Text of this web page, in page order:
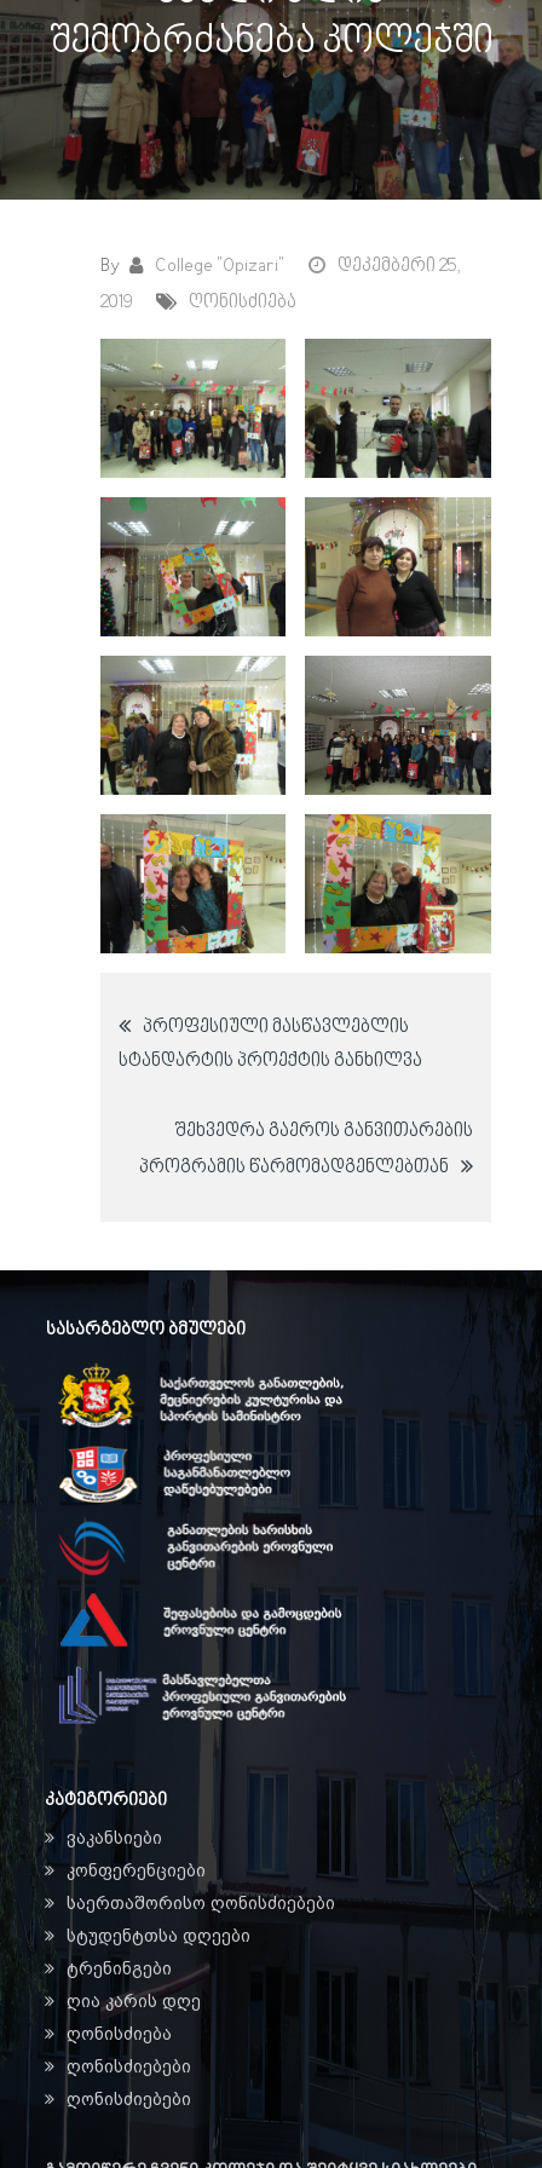
შემობრძანება კოლეჯში
By College "Opizari"
დეკემბერი 25,
2019
ღონისძიება
პოსტის
ნავიგაცია
პროფესიული მასწავლებლის
სტანდარტის პროექტის განხილვა
შეხვედრა გაეროს განვითარების
პროგრამის წარმომადგენლებთან
სასარგებლო ბმულები
კატეგორიები
ვაკანსიები
კონფერენციები
საერთაშორისო ღონისძიებები
სტუდენტთსა დღეები
ტრენინგები
ღია კარის დღე
ღონისძიება
ღონისძიებები
ღონისძიებები